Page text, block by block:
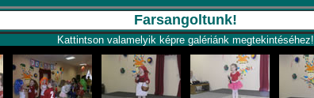
Farsangoltunk!
Kattintson valamelyik képre galériánk megtekintéséhez!